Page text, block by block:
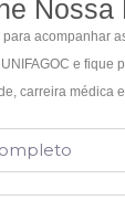
Nossa
acompanhar
e fique
carreira médica